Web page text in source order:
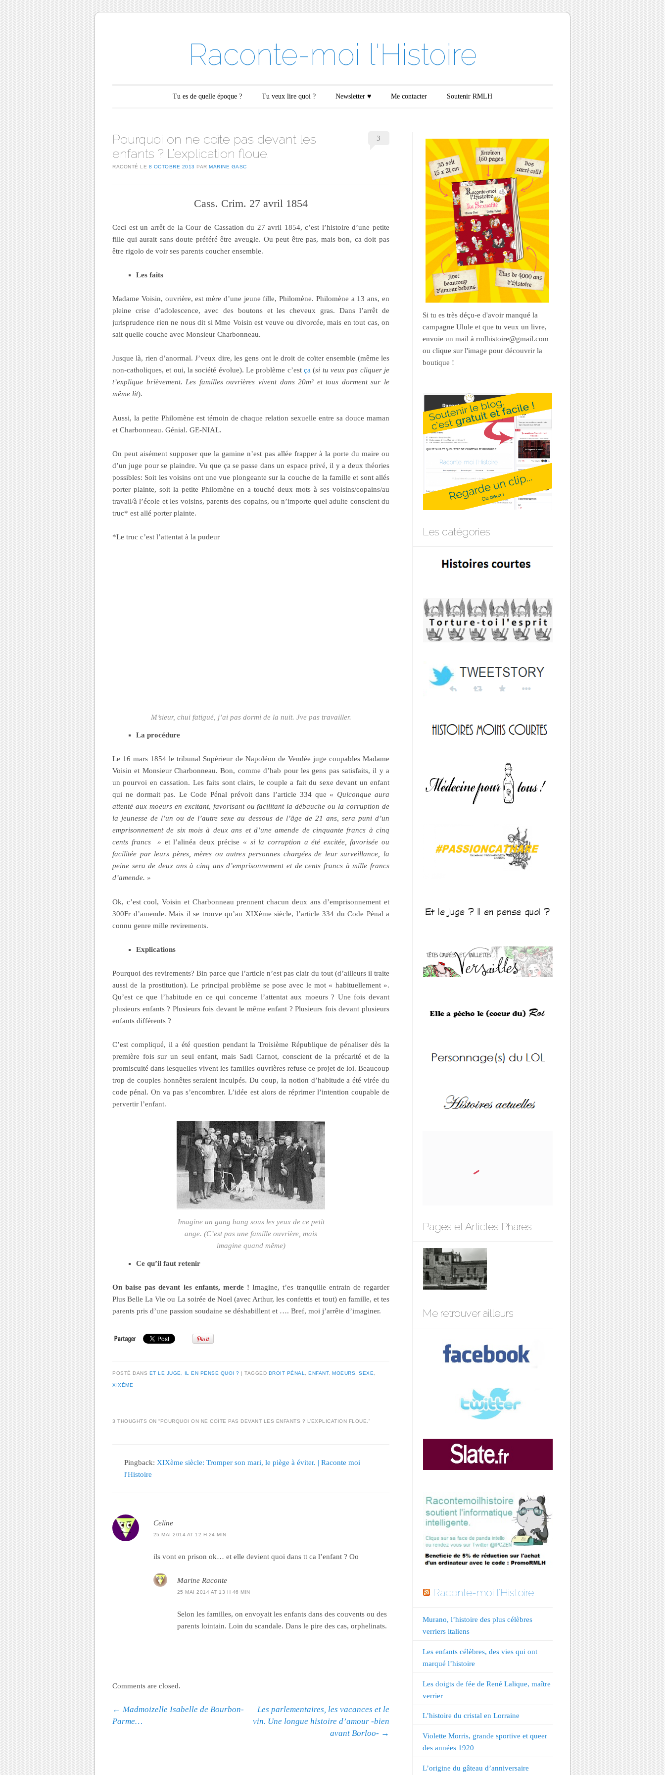
Raconte-moi l'Histoire
Main menuTu es de quelle époque ? Tu veux lire quoi ? Newsletter ♥ Me contacter Soutenir RMLH
Pourquoi on ne coïte pas devant les
enfants ? L’explication floue.
RACONTÉ LE 8 OCTOBRE 2013 PAR MARINE GASC
3
Cass. Crim. 27 avril 1854
Ceci est un arrêt de la Cour de Cassation du 27 avril 1854, c’est l’histoire d’une petite
fille qui aurait sans doute préféré être aveugle. Ou peut être pas, mais bon, ca doit pas
être rigolo de voir ses parents coucher ensemble.
Les faits
Madame Voisin, ouvrière, est mère d’une jeune fille, Philomène. Philomène a 13 ans, en
pleine crise d’adolescence, avec des boutons et les cheveux gras. Dans l’arrêt de
jurisprudence rien ne nous dit si Mme Voisin est veuve ou divorcée, mais en tout cas, on
sait quelle couche avec Monsieur Charbonneau.
Jusque là, rien d’anormal. J’veux dire, les gens ont le droit de coïter ensemble (même les
non-catholiques, et oui, la société évolue). Le problème c’est ça (si tu veux pas cliquer je
t’explique brièvement. Les familles ouvrières vivent dans 20m² et tous dorment sur le
même lit).
Aussi, la petite Philomène est témoin de chaque relation sexuelle entre sa douce maman
et Charbonneau. Génial. GE-NIAL.
On peut aisément supposer que la gamine n’est pas allée frapper à la porte du maire ou
d’un juge pour se plaindre. Vu que ça se passe dans un espace privé, il y a deux théories
possibles: Soit les voisins ont une vue plongeante sur la couche de la famille et sont allés
porter plainte, soit la petite Philomène en a touché deux mots à ses voisins/copains/au
travail/à l’école et les voisins, parents des copains, ou n’importe quel adulte conscient du
truc* est allé porter plainte.
*Le truc c’est l’attentat à la pudeur
M’sieur, chui fatigué, j’ai pas dormi de la nuit. Jve pas travailler.
La procédure
Le 16 mars 1854 le tribunal Supérieur de Napoléon de Vendée juge coupables Madame
Voisin et Monsieur Charbonneau. Bon, comme d’hab pour les gens pas satisfaits, il y a
un pourvoi en cassation. Les faits sont clairs, le couple a fait du sexe devant un enfant
qui ne dormait pas. Le Code Pénal prévoit dans l’article 334 que « Quiconque aura
attenté aux moeurs en excitant, favorisant ou facilitant la débauche ou la corruption de
la jeunesse de l’un ou de l’autre sexe au dessous de l’âge de 21 ans, sera puni d’un
emprisonnement de six mois à deux ans et d’une amende de cinquante francs à cinq
cents francs » et l’alinéa deux précise « si la corruption a été excitée, favorisée ou
facilitée par leurs pères, mères ou autres personnes chargées de leur surveillance, la
peine sera de deux ans à cinq ans d’emprisonnement et de cents francs à mille francs
d’amende. »
Ok, c’est cool, Voisin et Charbonneau prennent chacun deux ans d’emprisonnement et
300Fr d’amende. Mais il se trouve qu’au XIXème siècle, l’article 334 du Code Pénal a
connu genre mille revirements.
Explications
Pourquoi des revirements? Bin parce que l’article n’est pas clair du tout (d’ailleurs il traite
aussi de la prostitution). Le principal problème se pose avec le mot « habituellement ».
Qu’est ce que l’habitude en ce qui concerne l’attentat aux moeurs ? Une fois devant
plusieurs enfants ? Plusieurs fois devant le même enfant ? Plusieurs fois devant plusieurs
enfants différents ?
C’est compliqué, il a été question pendant la Troisième République de pénaliser dès la
première fois sur un seul enfant, mais Sadi Carnot, conscient de la précarité et de la
promiscuité dans lesquelles vivent les familles ouvrières refuse ce projet de loi. Beaucoup
trop de couples honnêtes seraient inculpés. Du coup, la notion d’habitude a été virée du
code pénal. On va pas s’encombrer. L’idée est alors de réprimer l’intention coupable de
pervertir l’enfant.
Imagine un gang bang sous les yeux de ce petit
ange. (C’est pas une famille ouvrière, mais
imagine quand même)
Ce qu’il faut retenir
On baise pas devant les enfants, merde !Imagine, t’es tranquille entrain de regarder
Plus Belle La Vie ou La soirée de Noel (avec Arthur, les confettis et tout) en famille, et tes
parents pris d’une passion soudaine se déshabillent et …. Bref, moi j’arrête d’imaginer.
POSTÉ DANS ET LE JUGE, IL EN PENSE QUOI ? TAGGED DROIT PÉNAL, ENFANT, MOEURS, SEXE,
XIXÈME
3 THOUGHTS ON “POURQUOI ON NE COÏTE PAS DEVANT LES ENFANTS ? L’EXPLICATION FLOUE. ”
Pingback:XIXème siècle: Tromper son mari, le piège à éviter. | Raconte moi
l'Histoire
Celine
25 MAI 2014 AT 12 H 24 MIN
ils vont en prison ok… et elle devient quoi dans tt ca l’enfant ? Oo
Marine Raconte
25 MAI 2014 AT 13 H 46 MIN
Selon les familles, on envoyait les enfants dans des couvents ou des
parents lointain. Loin du scandale. Dans le pire des cas, orphelinats.
Comments are closed.
Post navigation
← Madmoizelle Isabelle de Bourbon-
Parme…
Les parlementaires, les vacances et le
vin. Une longue histoire d’amour -bien
avant Borloo- →
Si tu es très déçu-e d'avoir manqué la
campagne Ulule et que tu veux un livre,
envoie un mail à rmlhistoire@gmail.com
ou clique sur l'image pour découvrir la
boutique !
Les catégories
Pages et Articles Phares
Me retrouver ailleurs
Raconte-moi l'Histoire
Murano, l’histoire des plus célèbres
verriers italiens
Les enfants célèbres, des vies qui ont
marqué l’histoire
Les doigts de fée de René Lalique, maître
verrier
L’histoire du cristal en Lorraine
Violette Morris, grande sportive et queer
des années 1920
L’origine du gâteau d’anniversaire